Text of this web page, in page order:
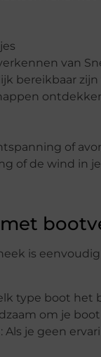
van
bereikbaar
of
of de wind in
b
is
type boot het
om je
Als je geen